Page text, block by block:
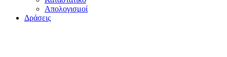
Απολογισμοί
Δράσεις